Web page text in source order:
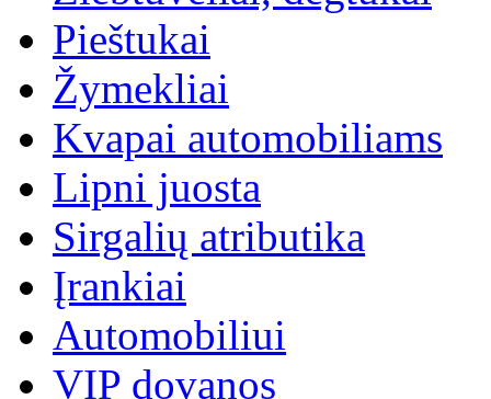
Pieštukai
Žymekliai
Kvapai automobiliams
Lipni juosta
Sirgalių atributika
Įrankiai
Automobiliui
VIP dovanos